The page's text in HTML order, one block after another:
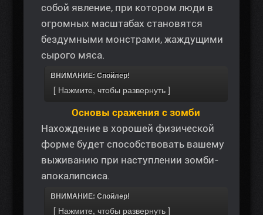
собой явление, при котором люди в
огромных масштабах становятся
бездумными монстрами, жаждущими
сырого мяса.
ВНИМАНИЕ: Спойлер!
Основы сражения с зомби
Нахождение в хорошей физической
форме будет способствовать вашему
выживанию при наступлении зомби-
апокалипсиса.
ВНИМАНИЕ: Спойлер!